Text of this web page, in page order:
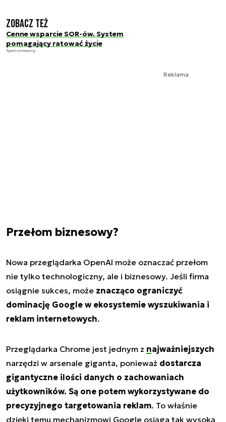
Zobacz też
Cenne wsparcie SOR-ów. System
pomagający ratować życie
Sponsorowany
Reklama
Przełom biznesowy?
Nowa przeglądarka OpenAI może oznaczać przełom
nie tylko technologiczny, ale i biznesowy. Jeśli firma
osiągnie sukces, może znacząco ograniczyć
dominację Google w ekosystemie wyszukiwania i
reklam internetowych.
Przeglądarka Chrome jest jednym z najważniejszych
narzędzi w arsenale giganta, ponieważ dostarcza
gigantyczne ilości danych o zachowaniach
użytkowników. Są one potem wykorzystywane do
precyzyjnego targetowania reklam. To właśnie
dzięki temu mechanizmowi Google osiąga tak wysoką